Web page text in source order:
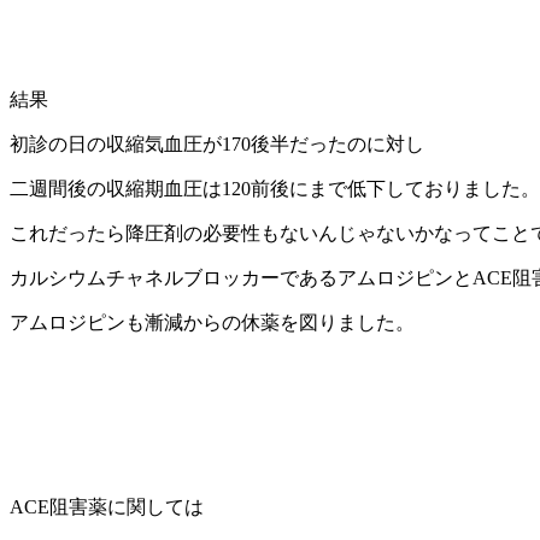
結果
初診の日の収縮気血圧が170後半だったのに対し
二週間後の収縮期血圧は120前後にまで低下しておりました。
これだったら降圧剤の必要性もないんじゃないかなってこと
カルシウムチャネルブロッカーであるアムロジピンとACE阻
アムロジピンも漸減からの休薬を図りました。
ACE阻害薬に関しては